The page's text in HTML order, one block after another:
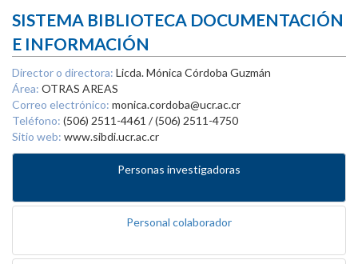
SISTEMA BIBLIOTECA DOCUMENTACIÓN
E INFORMACIÓN
Director o directora: Licda. Mónica Córdoba Guzmán
Área: OTRAS AREAS
Correo electrónico: monica.cordoba@ucr.ac.cr
Teléfono: (506) 2511-4461 / (506) 2511-4750
Sitio web: www.sibdi.ucr.ac.cr
Personas investigadoras
Personal colaborador